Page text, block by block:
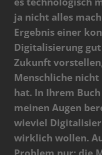
ja nicht alles
Ergebnis einer
Digitalisierung
Zukunft
Menschliche
hat. In Ihrem
meinen Augen
wieviel
wirklich wollen.